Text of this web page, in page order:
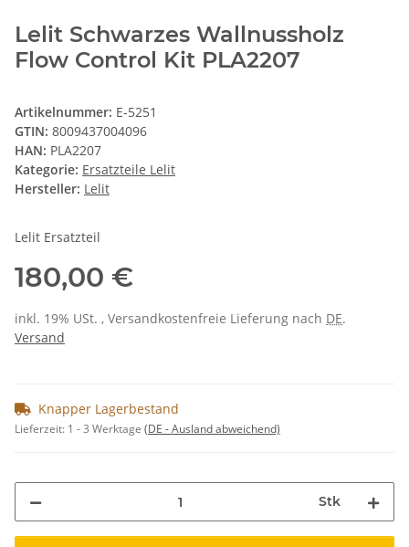
Lelit Schwarzes Wallnussholz
Flow Control Kit PLA2207
Artikelnummer: E-5251
GTIN: 8009437004096
HAN: PLA2207
Kategorie: Ersatzteile Lelit
Hersteller: Lelit
Lelit Ersatzteil
180,00 €
inkl. 19% USt. , Versandkostenfreie Lieferung nach DE.
Versand
Knapper Lagerbestand
Lieferzeit: 1 - 3 Werktage (DE - Ausland abweichend)
Stk